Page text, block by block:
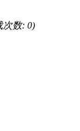
次数: 0)